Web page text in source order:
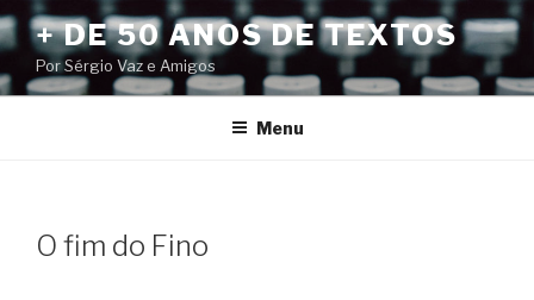
Pular
para
o
conteúdo
+ DE 50 ANOS DE TEXTOS
Por Sérgio Vaz e Amigos
Menu
O fim do Fino